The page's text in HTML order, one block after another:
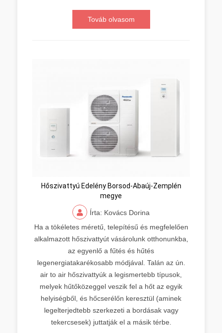
Továb olvasom
Hőszivattyú Edelény Borsod-Abaúj-Zemplén
megye
Írta: Kovács Dorina
Ha a tökéletes méretű, telepítésű és megfelelően
alkalmazott hőszivattyút vásárolunk otthonunkba,
az egyenlő a fűtés és hűtés
legenergiatakarékosabb módjával. Talán az ún.
air to air hőszivattyúk a legismertebb típusok,
melyek hűtőközeggel veszik fel a hőt az egyik
helyiségből, és hőcserélőn keresztül (aminek
legelterjedtebb szerkezeti a bordásak vagy
tekercsesek) juttatják el a másik térbe.